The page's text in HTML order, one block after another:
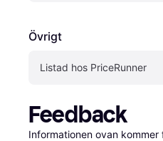
Övrigt
Listad hos PriceRunner
Feedback
Informationen ovan